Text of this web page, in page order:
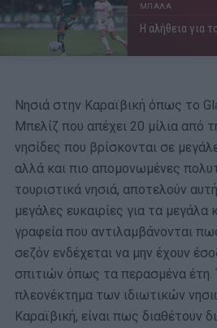
ΜΠΑΛΑ
Η αλήθεια για
Νησιά στην Καραϊβική όπως το
Μπελίζ που απέχει 20 μίλια από
νησίδες που βρίσκονται σε
αλλά και πιο απομονωμένες
τουριστικά νησιά, αποτελούν
μεγάλες ευκαιρίες για τα μεγάλα
γραφεία που αντιλαμβάνονται
σεζόν ενδέχεται να μην έχουν
σπιτιών όπως τα περασμένα έτη.
πλεονέκτημα των ιδιωτικών
Καραϊβική, είναι πως διαθέτουν